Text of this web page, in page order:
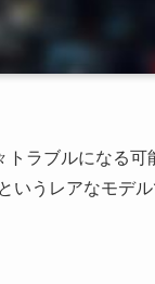
ラブルになる
いうレアなモデ